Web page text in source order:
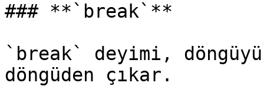
### **`break`**
`break` deyimi,
döngüden çıkar.